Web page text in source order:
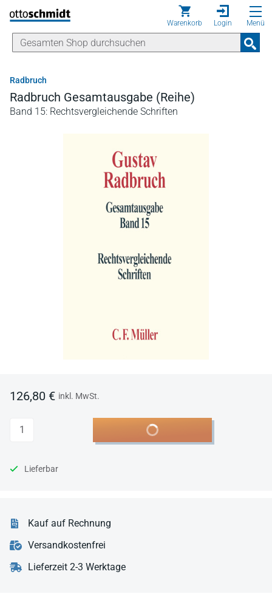
Direkt zum Inhalt
Warenkorb Login Menü
Radbruch
Radbruch Gesamtausgabe (Reihe)
Band 15: Rechtsvergleichende Schriften
126,80 € inkl. MwSt.
Anzahl In den Warenkorb
Lieferbar
Kauf auf Rechnung
Versandkostenfrei
Lieferzeit 2-3 Werktage